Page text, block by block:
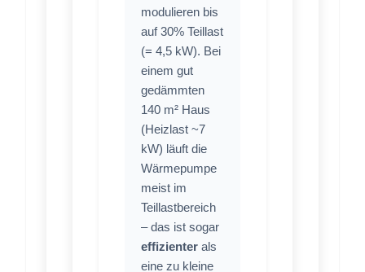
modulieren bis
auf 30% Teillast
(= 4,5 kW). Bei
einem gut
gedämmten
140 m² Haus
(Heizlast ~7
kW) läuft die
Wärmepumpe
meist im
Teillastbereich
– das ist sogar
effizienter als
eine zu kleine